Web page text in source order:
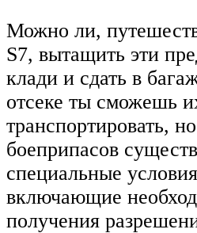
Можно ли,
S7, вытащить эти
клади и сдать в
отсеке ты сможешь
транспортировать,
боеприпасов
специальные
включающие
получения